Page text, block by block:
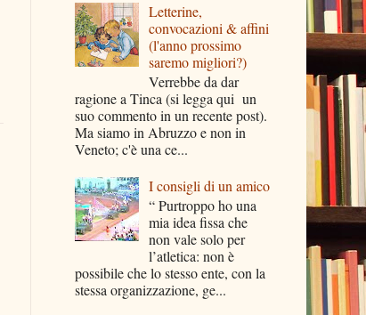
Letterine,
convocazioni & affini
(l'anno prossimo
saremo migliori?)
Verrebbe da dar
ragione a Tinca (si legga qui un
suo commento in un recente post).
Ma siamo in Abruzzo e non in
Veneto; c'è una ce...
I consigli di un amico
“ Purtroppo ho una
mia idea fissa che
non vale solo per
l’atletica: non è
possibile che lo stesso ente, con la
stessa organizzazione, ge...